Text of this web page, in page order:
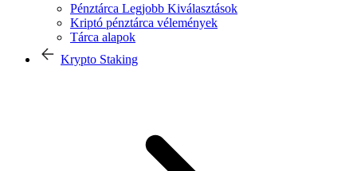
Pénztárca Legjobb Kiválasztások
Kriptó pénztárca vélemények
Tárca alapok
Krypto Staking